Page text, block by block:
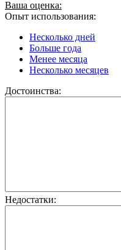
Ваша оценка:
Опыт использования:
Несколько дней
Больше года
Менее месяца
Несколько месяцев
Достоинства:
Недостатки: